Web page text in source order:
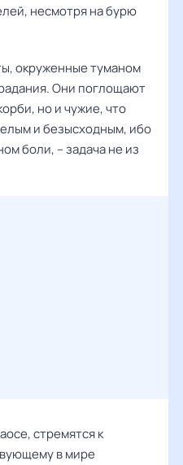
несмотря на бурю
окруженные туманом
Они поглощают
но и чужие, что
и безысходным, ибо
боли, – задача не из
стремятся к
в мире